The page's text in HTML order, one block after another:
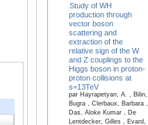
Study of WH
production through
vector boson
scattering and
extraction of the
relative sign of the W
and Z couplings to the
Higgs boson in proton-
proton collisions at
s=13TeV
par Hayrapetyan, A. , Bilin,
Bugra , Clerbaux, Barbara ,
Das, Aloke Kumar , De
Lentdecker, Gilles , Evard,